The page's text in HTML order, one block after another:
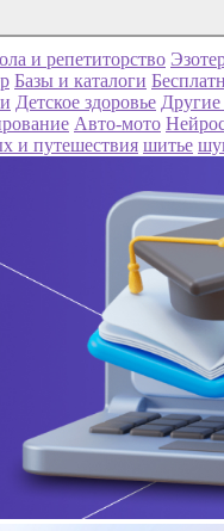
и репетиторство
Базы и каталоги
Детское здоровье
Авто-мото
и путешествия шитье